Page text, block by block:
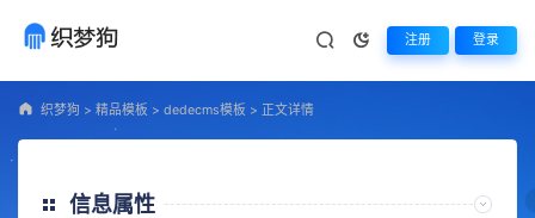
注册 登录
织梦狗 > 精品模板 > dedecms模板 > 正文详情
信息属性